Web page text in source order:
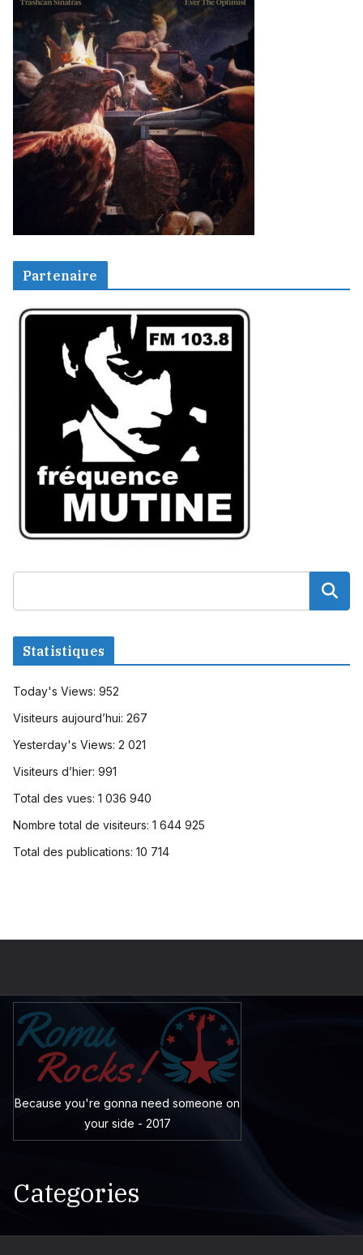
Partenaire
Statistiques
Today's Views: 952
Visiteurs aujourd’hui: 267
Yesterday's Views: 2 021
Visiteurs d’hier: 991
Total des vues: 1 036 940
Nombre total de visiteurs: 1 644 925
Total des publications: 10 714
Because you're gonna need someone on
your side - 2017
Categories